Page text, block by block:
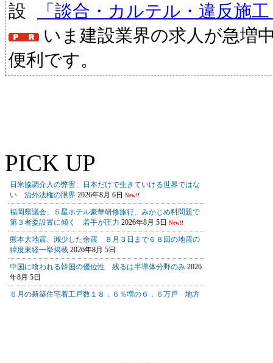
「談合・カルテル・違反施
いま建設業界の求人が急増
便利です。
PICK UP